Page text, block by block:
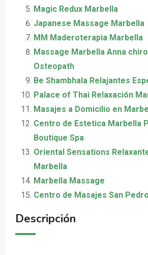
Magic Redux Marbella
Japanese Massage Marbella
MM Maderoterapia Marbella
Massage Marbella Anna
Osteopath
Be Shambhala Relajantes
Palace of Thai Relaxación
Masajes a Domicilio en
Centro de Estetica Marbella
Boutique Spa
Oriental Sensations
Marbella
Marbella Massage
Centro de Masajes San
Descripción